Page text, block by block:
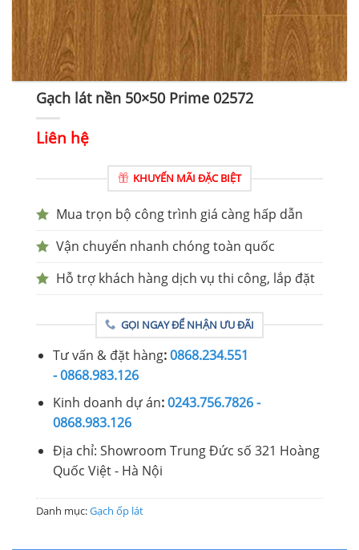
Gạch lát nền 50×50 Prime 02572
Liên hệ
KHUYẾN MÃI ĐẶC BIỆT
Mua trọn bộ công trình giá càng hấp dẫn
Vận chuyển nhanh chóng toàn quốc
Hỗ trợ khách hàng dịch vụ thi công, lắp đặt
GỌI NGAY ĐỂ NHẬN ƯU ĐÃI
Tư vấn & đặt hàng:0868.234.551
- 0868.983.126
Kinh doanh dự án:0243.756.7826 -
0868.983.126
Địa chỉ: Showroom Trung Đức số 321 Hoàng
Quốc Việt - Hà Nội
Danh mục:Gạch ốp lát